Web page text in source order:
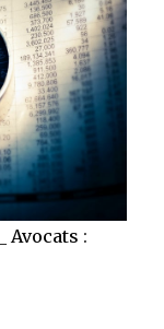
Avocats :